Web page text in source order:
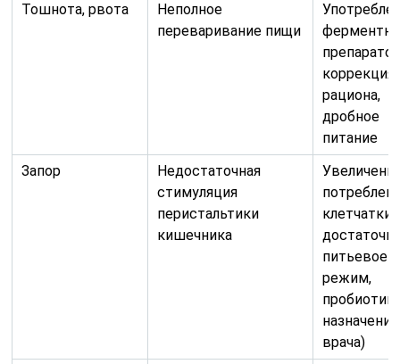
Тошнота, рвота
Неполное
переваривание пищи
коррекция
рациона,
дробное
питание
Запор
Недостаточная
стимуляция
перистальтики
кишечника
клетчатки,
питьевое
режим,
врача)